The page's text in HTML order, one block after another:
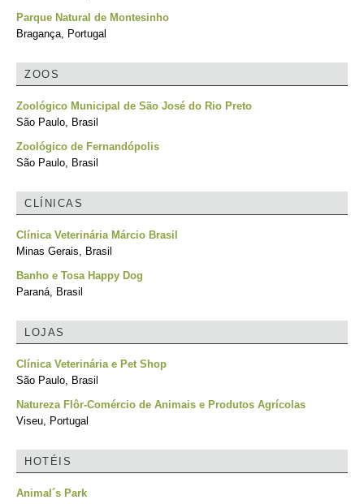
Parque Natural de Montesinho
Bragança, Portugal
ZOOS
Zoológico Municipal de São José do Rio Preto
São Paulo, Brasil
Zoológico de Fernandópolis
São Paulo, Brasil
CLÍNICAS
Clínica Veterinária Márcio Brasil
Minas Gerais, Brasil
Banho e Tosa Happy Dog
Paraná, Brasil
LOJAS
Clínica Veterinária e Pet Shop
São Paulo, Brasil
Natureza Flôr-Comércio de Animais e Produtos Agrícolas
Viseu, Portugal
HOTÉIS
Animal´s Park